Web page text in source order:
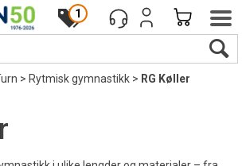
1
>Rytmisk gymnastikk> RG Køller